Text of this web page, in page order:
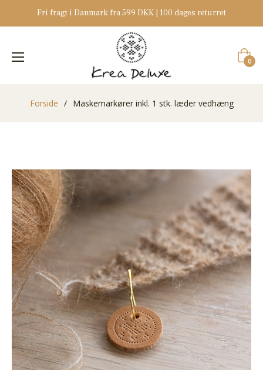
Fri fragt i Danmark fra 599 DKK | 100 dages returret
0
Forside / Maskemarkører inkl. 1 stk. læder vedhæng